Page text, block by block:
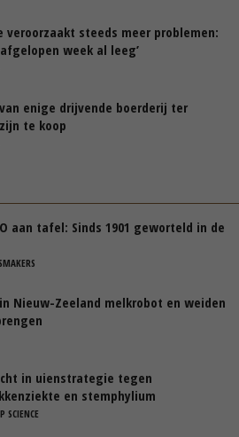
veroorzaakt steeds meer problemen:
afgelopen week al leeg’
enige drijvende boerderij ter
te koop
aan tafel: Sinds 1901 geworteld in de
Nieuw-Zeeland melkrobot en weiden
in uienstrategie tegen
en stemphylium
SCIENCE